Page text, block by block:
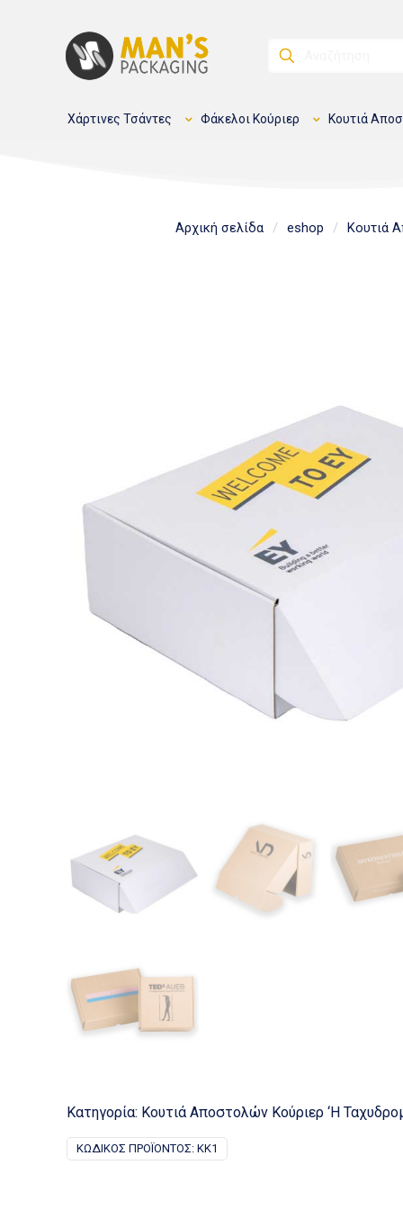
Χάρτινες Τσάντες Φάκελοι Κούριερ Κουτιά
Αρχική σελίδα / eshop / Κουτιά
Κατηγορία: Κουτιά Αποστολών Κούριερ ‘Η
ΚΩΔΙΚΌΣ ΠΡΟΪΌΝΤΟΣ: KK1